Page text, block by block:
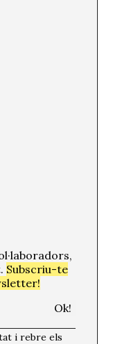
pintat. “Ones
material
a decorar el lloc
a aquest artista,
Núvols que
diferent al de la
no només mira
seu cap va
Association,
a la
d’una gran
les granotes, les
seu temps a
o guanyar- el
i després
idea d’aquest
Subscriu-te
i rebre els